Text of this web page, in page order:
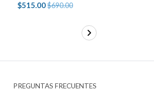
$515.00$690.00
PREGUNTAS FRECUENTES